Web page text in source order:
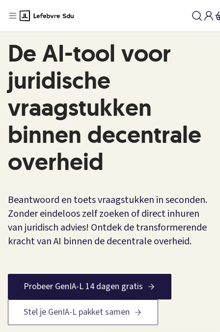
De AI-tool voor
juridische
vraagstukken
binnen decentrale
overheid
Beantwoord en toets vraagstukken in seconden.
Zonder eindeloos zelf zoeken of direct inhuren
van juridisch advies! Ontdek de transformerende
kracht van AI binnen de decentrale overheid.
Probeer GenIA-L 14 dagen gratis
Stel je GenIA-L pakket samen